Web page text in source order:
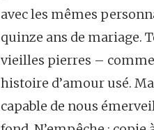
avec les mêmes
quinze ans de mariage.
vieilles pierres –
histoire d’amour usé.
capable de nous